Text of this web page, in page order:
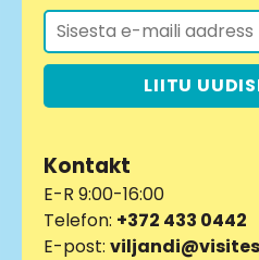
LIITU
Kontakt
E-R 9:00-16:00
Telefon: +372 433 0442
E-post: